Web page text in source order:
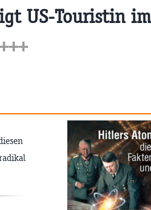
US-Touristin im